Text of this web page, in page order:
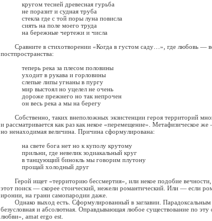
кругом тесней древесная гурьба
не поразит и судная труба
стекла где с той поры луна повисла
сиять на поле моего труда
на бережные чертежи и числа
Сравните в стихотворении «Когда в густом саду…», где любовь —
постпространства:
теперь река за плесом половины
уходит в рукава и горловины
слепые липы угнаны в пургу
мир выстоял но уцелел не очень
дороже прежнего но так непрочен
он весь река а мы на берегу
Собственно, таких внеположных экзистенции героя территорий
и рассматривается как раз как некое «перемещение». Метафизическое
но ненаходимая величина. Причина сформулирована:
на свете бога нет но к куполу крутому
прильни, где невелик зодиакальный круг
в танцующий бинокль мы говорим плутону
прощай холодный друг
Герой ищет «территорию бессмертия», или некое подобие
этот поиск — скорее стоический, нежели романтический. Или — если
иронии, на грани самопародии даже.
Однако выход есть. Сформулированный в заглавии. Парадоксальным
безусловная и абсолютная. Оправдывающая любое существование по
любви», amat ergo est.